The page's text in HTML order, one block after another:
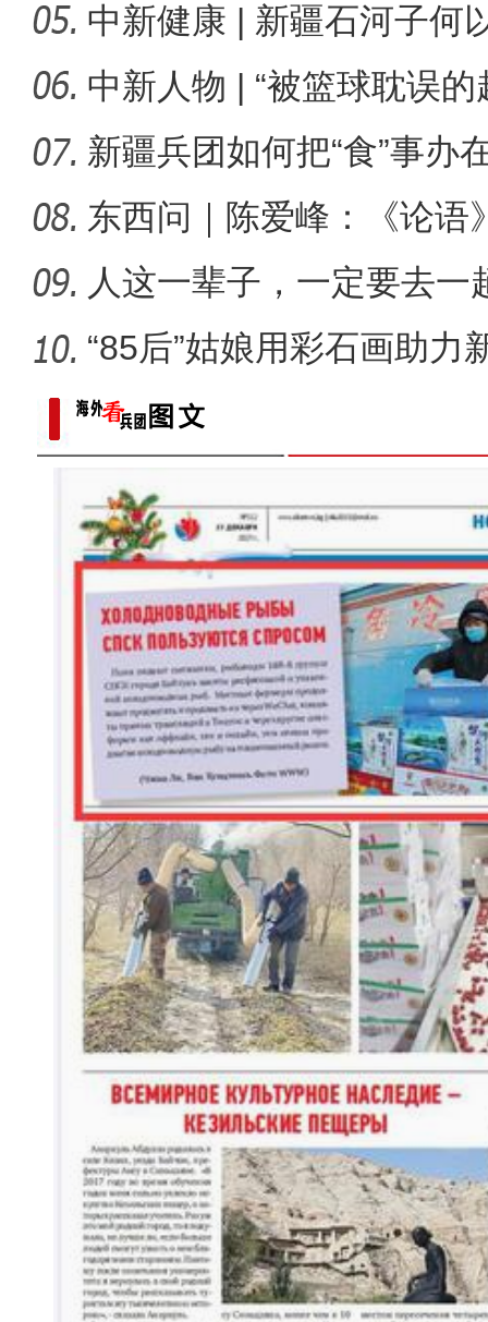
十年·数说 经济
中新健康 | 新疆石河子何
承创新
中新人物 | “被篮球耽误
总冠
新疆兵团如何把“食”事办
东西问｜陈爱峰：《论语
疆的课
人这一辈子，一定要去一
“85后”姑娘用彩石画助力